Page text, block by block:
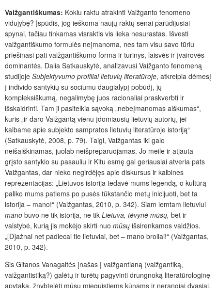
Vaižgantiškumas: Kokiu raktu atrakinti Vaižganto fenomeno
vidujybę? Įspūdis, jog ieškoma naujų raktų senai parūdijusiai
spynai, tačiau tinkamas visraktis vis lieka nesurastas. Išvesti
vaižgantiškumo formulės neįmanoma, nes tam visu savo tūriu
priešinasi pati vaižgantiškumo forma ir turinys, laisvės ir įvairovės
dominantės. Dalia Satkauskytė, analizavusi Vaižganto fenomeną
studijoje Subjektyvumo profiliai lietuvių literatūroje, atkreipia dėmesį
į individo santykių su sociumu daugialypį pobūdį, jų
kompleksiškumą, negalimybę juos racionaliai praskverbti ir
išskaidrinti. Tam ji pasitelkia sąvoką „nebeįmanomas aiškumas“,
kuris „ir daro Vaižgantą vienu įdomiausių lietuvių autorių, jei
kalbame apie subjekto sampratos lietuvių literatūroje istoriją“
(Satkauskytė, 2008, p. 79). Taigi, Vaižgantas iki galo
neišaiškinamas, juolab neišpreparuojamas. Jo meile ir atjauta
grįsto santykio su pasauliu ir Kitu esmę gal geriausiai atveria pats
Vaižgantas, dar nieko negirdėjęs apie diskursus ir kalbines
reprezentacijas: „Lietuvos istorija tedavė mums legendą, o kultūrą
paliko mums patiems po pusės tūkstančio metų inicijuoti, bet ta
istorija – mano!“ (Vaižgantas, 2010, p. 342). Šiam lemtam lietuviui
mano buvo ne tik istorija, ne tik Lietuva, tėvynė mūsų, bet ir
valstybė, kurią jis mokėjo skirti nuo mūsų išsirenkamos valdžios.
„[D]ažnai net padlecai tie lietuviai, bet – mano broliai!“ (Vaižgantas,
2010, p. 342).
Šis Gitanos Vanagaitės įnašas į vaižgantianą (vaižgantiką,
vaižgantistiką?) galėtų ir turėtų pagyvinti drungnoką literatūrologinę
apytaką, žnybtelėti mūsų mieguistiems kūnams ir nerangiai dvasiai.